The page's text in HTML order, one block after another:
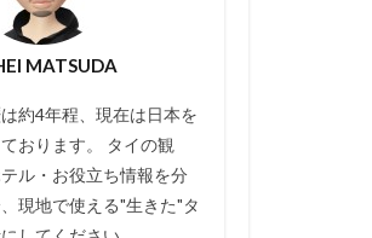
MATSUDA
約4年程、現在は日本を
おります。 タイの観
ル・お役立ち情報を分
現地で使える"生きた"タ